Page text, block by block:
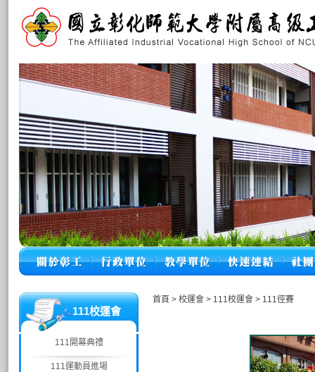
111校運會
111開幕典禮
111運動員進場
首頁 > 校運會 > 111校運會 > 111徑賽